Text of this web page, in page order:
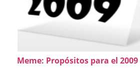
Meme: Propósitos para el 2009